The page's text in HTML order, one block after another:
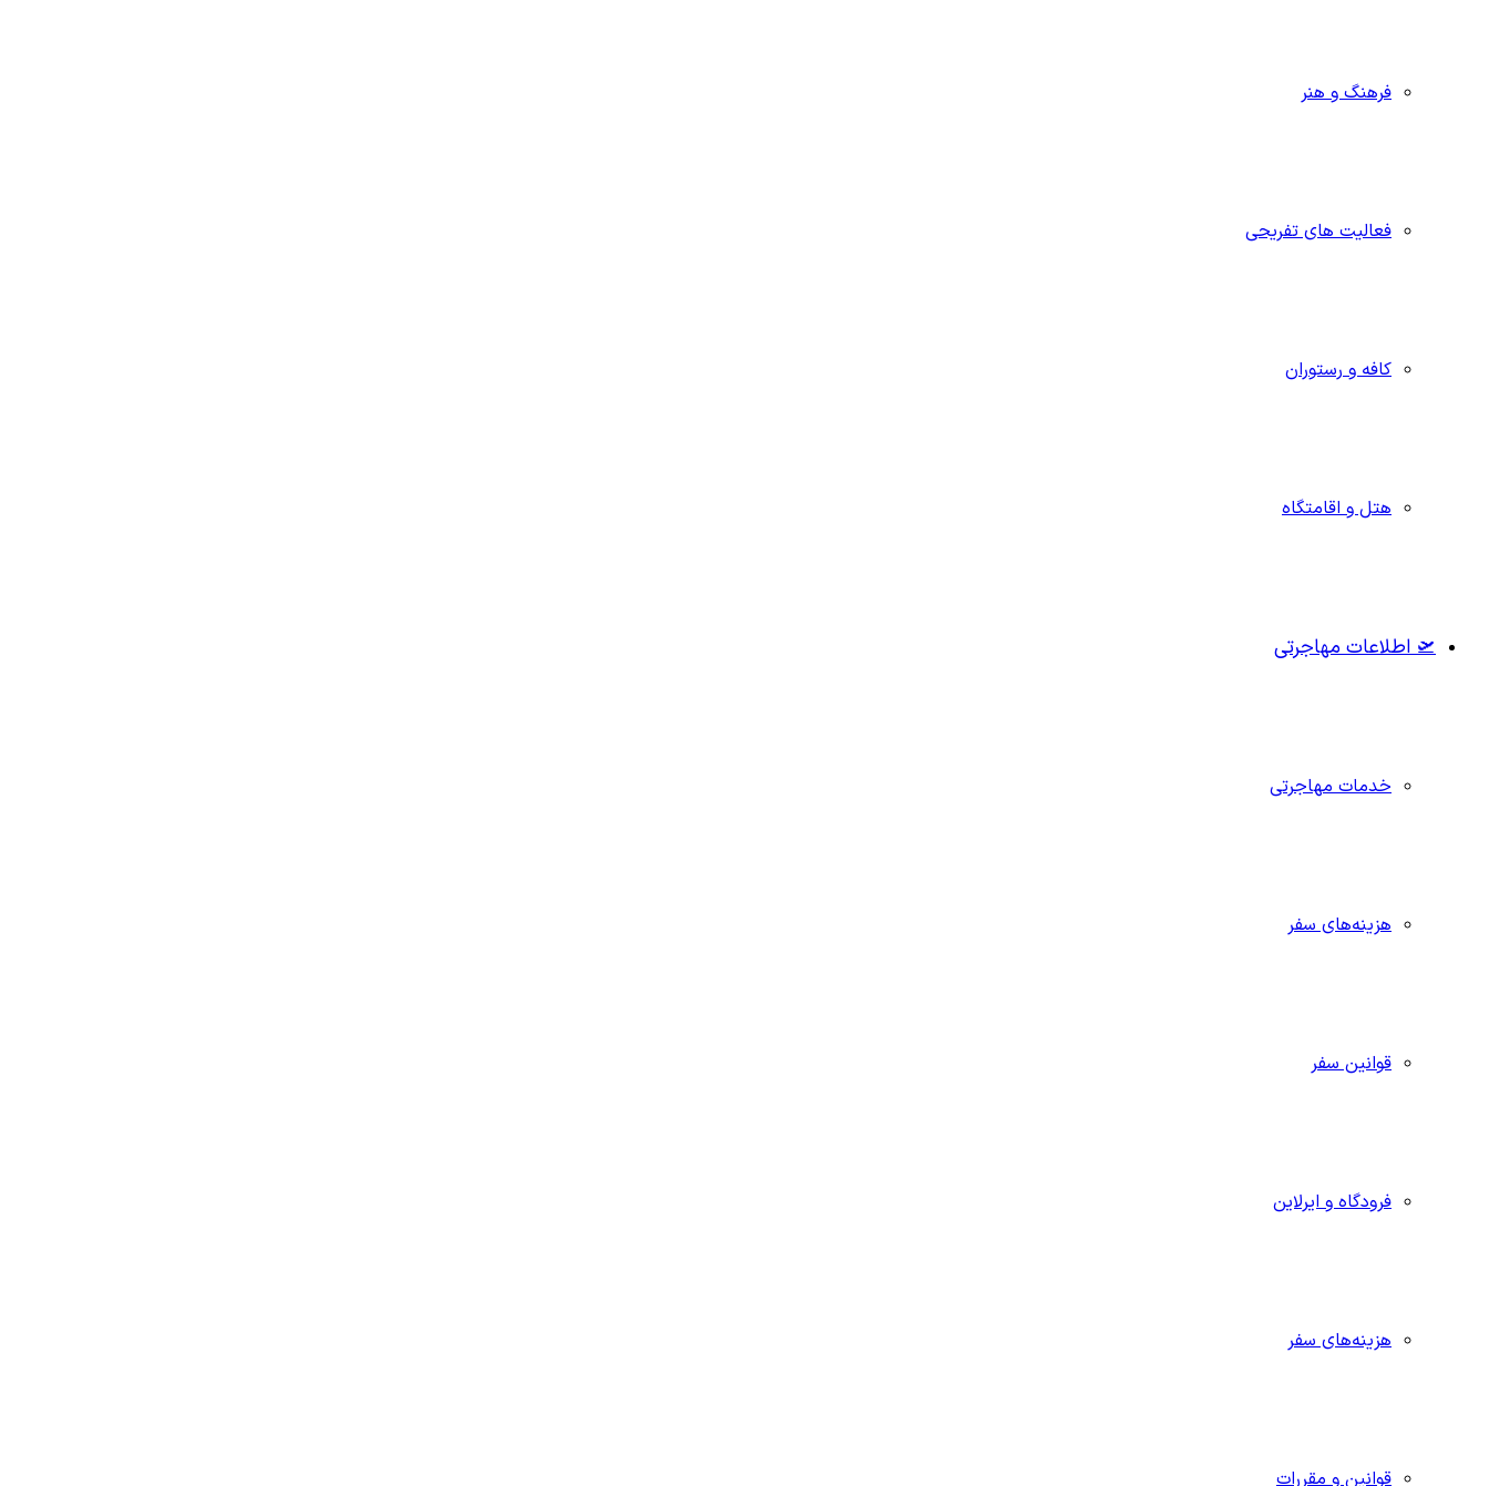
فرهنگ و هنر
فعالیت های تفریحی
کافه و رستوران
هتل و اقامتگاه
🛫 اطلاعات مهاجرتی
خدمات مهاجرتی
هزینه‌های سفر
قوانین سفر
فرودگاه و ایرلاین
هزینه‌های سفر
قوانین و مقررات